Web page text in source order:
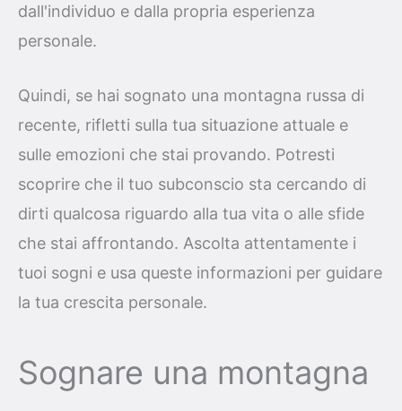
dall'individuo e dalla propria esperienza
personale.
Quindi, se hai sognato una montagna russa di
recente, rifletti sulla tua situazione attuale e
sulle emozioni che stai provando. Potresti
scoprire che il tuo subconscio sta cercando di
dirti qualcosa riguardo alla tua vita o alle sfide
che stai affrontando. Ascolta attentamente i
tuoi sogni e usa queste informazioni per guidare
la tua crescita personale.
Sognare una montagna